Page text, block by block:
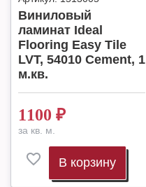
Виниловый
ламинат Ideal
Flooring Easy Tile
LVT, 54010 Cement, 1
м.кв.
1100 ₽
за кв. м.
В корзину